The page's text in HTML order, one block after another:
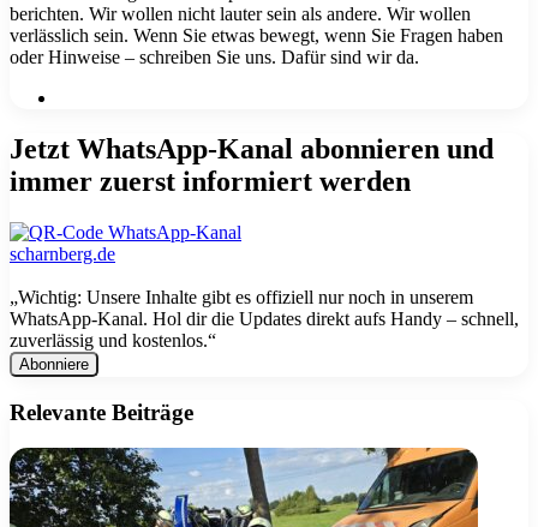
berichten. Wir wollen nicht lauter sein als andere. Wir wollen
verlässlich sein. Wenn Sie etwas bewegt, wenn Sie Fragen haben
oder Hinweise – schreiben Sie uns. Dafür sind wir da.
Jetzt WhatsApp-Kanal abonnieren und
immer zuerst informiert werden
„Wichtig: Unsere Inhalte gibt es offiziell nur noch in unserem
WhatsApp-Kanal. Hol dir die Updates direkt aufs Handy – schnell,
zuverlässig und kostenlos.“
E-
Mail
Adresse
Relevante Beiträge